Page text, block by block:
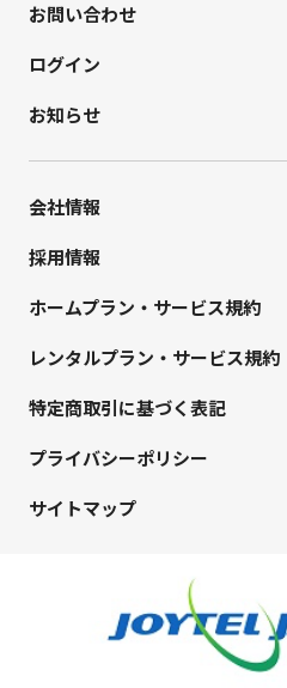
お問い合わせ
ログイン
お知らせ
会社情報
採用情報
ホームプラン・サービス規約
レンタルプラン・サービス規約
特定商取引に基づく表記
プライバシーポリシー
サイトマップ